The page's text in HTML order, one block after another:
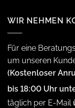
WIR NEHMEN
Für eine
um unseren
(Kostenloser
bis 18:00 Uhr
täglich per E-Mail